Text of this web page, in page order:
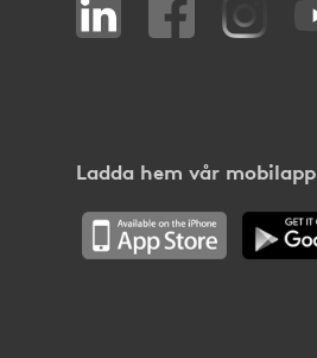
Ladda hem vår mobilapp